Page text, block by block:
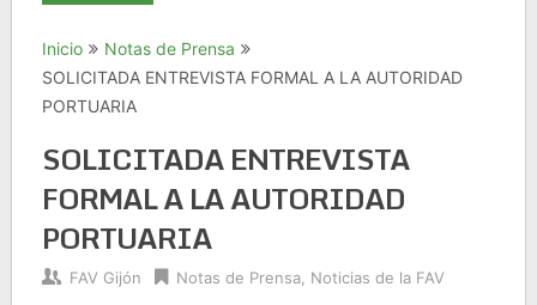
Inicio
Notas de Prensa
SOLICITADA ENTREVISTA FORMAL A LA AUTORIDAD
PORTUARIA
SOLICITADA ENTREVISTA
FORMAL A LA AUTORIDAD
PORTUARIA
FAV Gijón Notas de Prensa, Noticias de la FAV